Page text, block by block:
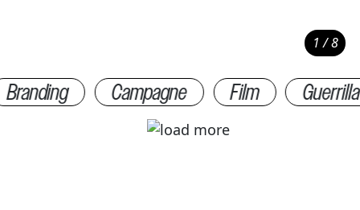
1 / 8
Campagne Film Guerrilla